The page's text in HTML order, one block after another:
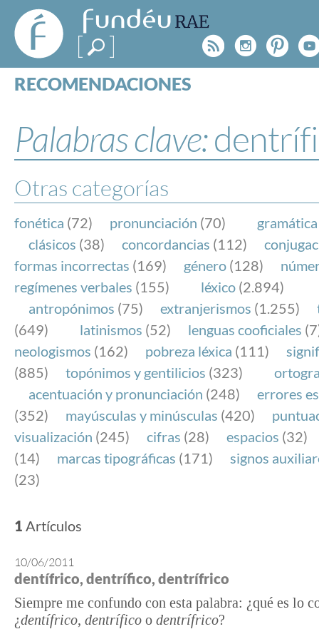
FundéuRAE
- Fundación
del Español
Urgente
Rss
RECOMENDACIONES
ESPECIALES
BLOG
NOTICIAS
SOBRE LA FUNDÉURAE
FundéuRAE es una fundación patrocinada por la
y la Real Academia Española, cuyo objetivo es
el buen uso del español en los medios de
Internet.
Palabras clave:
Otras categorías
fonética (72) pronunciación (70) gramática
clásicos (38) concordancias (112)
formas incorrectas (169) género (128)
regímenes verbales (155) léxico (2.894)
antropónimos (75) extranjerismos (1.255)
(649)
latinismos (52) lenguas cooficiales
neologismos (162) pobreza léxica (111)
(885)
topónimos y gentilicios (323)
acentuación y pronunciación (248)
errores
(352)
mayúsculas y minúsculas (420)
visualización (245) cifras (28) espacios (32)
(14)
marcas tipográficas (171)
signos
(23)
1 Artículos
10/06/2011
dentífrico, dentrífico, dentrífrico
Siempre me confundo con esta palabra: ¿qué es lo
¿dentífrico, dentrífico o dentrífrico?